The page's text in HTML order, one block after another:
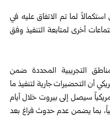
لما تم الاتفاق عليه في
أخرى لمتابعة التنفيذ وفق
التجريبية المحددة ضمن
أن التحضيرات جارية لتنفيذ ما
سيصل إلى بيروت خلال أيام
بما يضمن عدم حدوث فراغ بعد